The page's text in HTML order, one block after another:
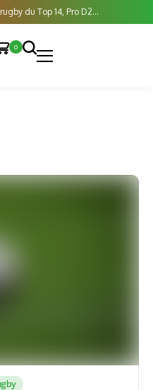
du Top 14, Pro D2...
0